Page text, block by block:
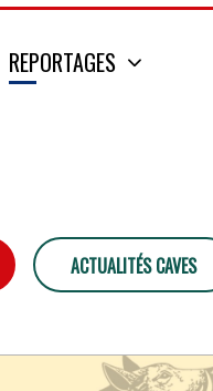
REPORTAGES
ACTUALITÉS CAVES